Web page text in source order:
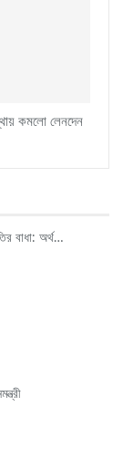
কমলো লেনদেন
বাধা: অর্থ…